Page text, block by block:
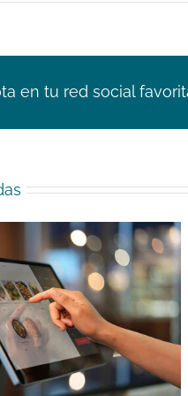
en tu red social
la captura de datos en la
trazabilidad 360°